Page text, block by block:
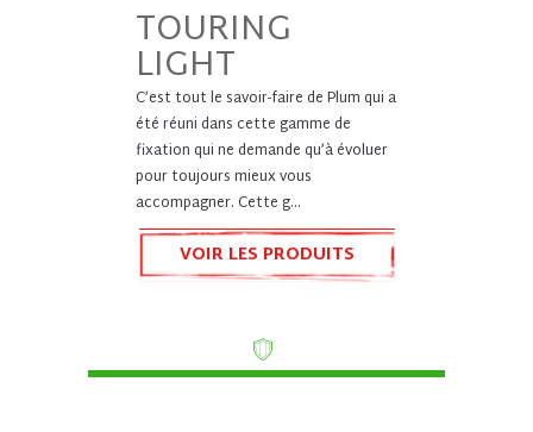
TOURING
LIGHT
C’est tout le savoir-faire de Plum qui a
été réuni dans cette gamme de
fixation qui ne demande qu’à évoluer
pour toujours mieux vous
accompagner. Cette g...
VOIR LES PRODUITS